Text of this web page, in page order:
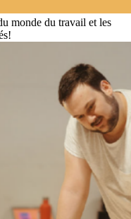
monde du travail et les